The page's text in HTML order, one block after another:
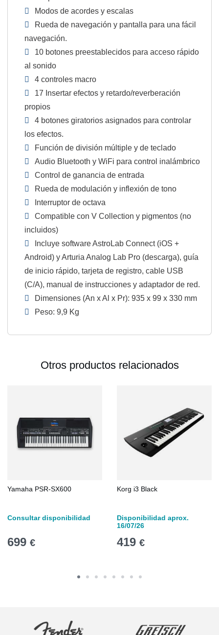
Modos de acordes y escalas
Rueda de navegación y pantalla para una fácil
navegación.
10 botones preestablecidos para acceso rápido
al sonido
4 controles macro
17 Insertar efectos y retardo/reverberación
propios
4 botones giratorios asignados para controlar
los efectos.
Función de división múltiple y de teclado
Audio Bluetooth y WiFi para control inalámbrico
Control de ganancia de entrada
Rueda de modulación y inflexión de tono
Interruptor de octava
Compatible con V Collection y pigmentos (no
incluidos)
Incluye software AstroLab Connect (iOS +
Android) y Arturia Analog Lab Pro (descarga), guía
de inicio rápido, tarjeta de registro, cable USB
(C/A), manual de instrucciones y adaptador de red.
Dimensiones (An x Al x Pr): 935 x 99 x 330 mm
Peso: 9,9 Kg
Otros productos relacionados
Yamaha PSR-SX600
Consultar disponibilidad
699 €
Korg i3 Black
Disponibilidad aprox.
16/07/26
419 €